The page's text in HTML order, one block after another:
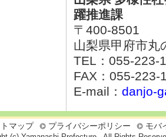
躍推進課
〒400-8501
山梨県甲府市丸
TEL：055-223-
FAX：055-223-
E-mail： danjo-
マップ プライバシーポリシー モバ